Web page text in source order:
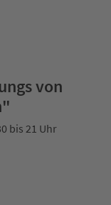
von
bis 21 Uhr